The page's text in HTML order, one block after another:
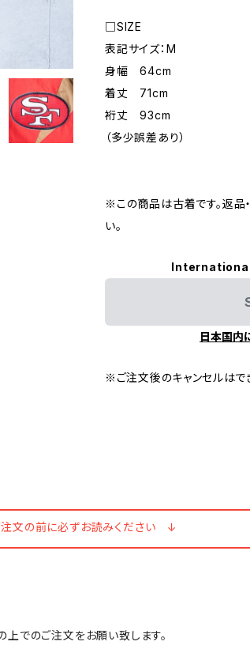
□SIZE
表記サイズ：M
身幅 64cm
着丈 71cm
裄丈 93cm
（多少誤差あり）
※この商品は古着です。返品
い。
日本国内
※ご注文後のキャンセルはで
文の前に必ずお読みください ↓
でのご注文をお願い致します。